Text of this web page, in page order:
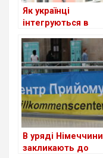
Як українці
інтегруються в
В уряді Німеччини
закликають до